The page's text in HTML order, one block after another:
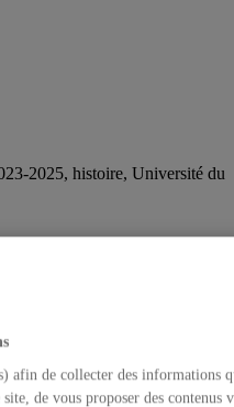
2025, histoire, Université du
Commonwealth – Institutions
– Histoires croisées et
afin de collecter des informations
de vous proposer des contenus